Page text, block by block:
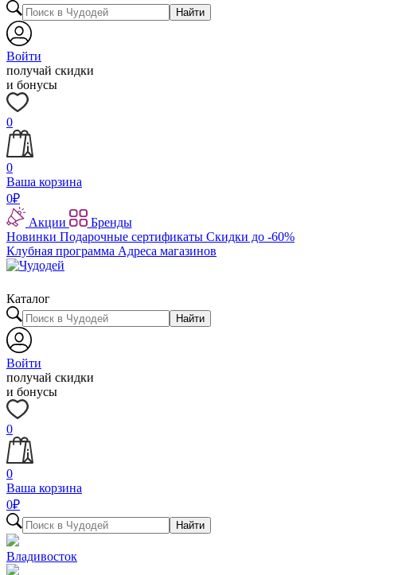
Найти
Войти
получай скидки
и бонусы
0
0
Ваша корзина
0₽
Акции
Бренды
Новинки Подарочные сертификаты Скидки до -60%
Клубная программа Адреса магазинов
Каталог
Найти
Войти
получай скидки
и бонусы
0
0
Ваша корзина
0₽
Найти
Владивосток